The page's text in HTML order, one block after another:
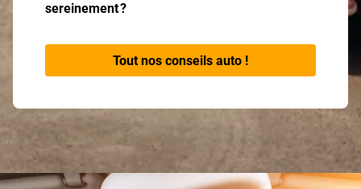
sereinement ?
Tout nos conseils auto !